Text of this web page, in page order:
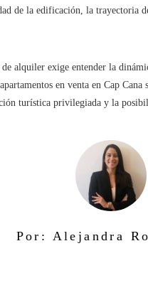
de la edificación, la trayectoria
alquiler exige entender la
en venta en Cap
turística privilegiada y la
Por: Alejandra